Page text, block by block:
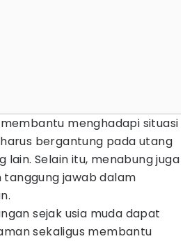
menghadapi situasi
bergantung pada utang
lain. Selain itu, menabung juga
tanggung jawab dalam
sejak usia muda dapat
sekaligus membantu